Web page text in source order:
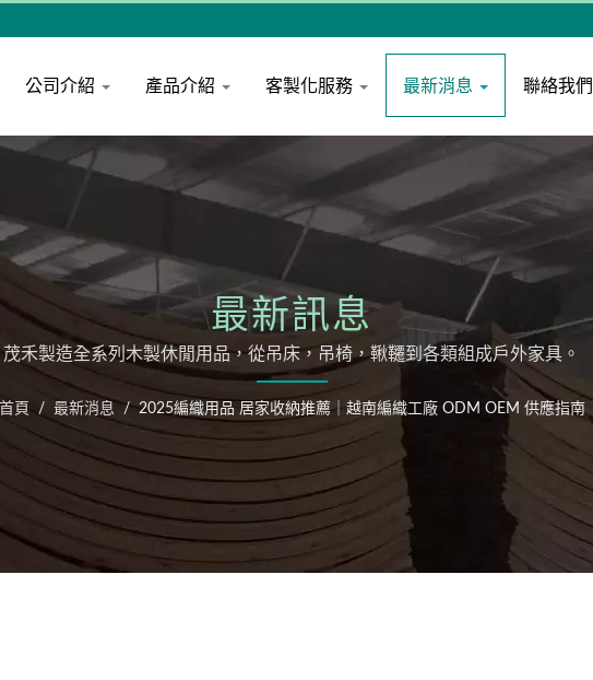
公司介紹 產品介紹 客製化服務 最新消息 聯絡我們
最新訊息
茂禾製造全系列木製休閒用品，從吊床，吊椅，鞦韆到各類組成戶外家具。
首頁 / 最新消息 / 2025編織用品 居家收納推薦｜越南編織工廠 ODM OEM 供應指南